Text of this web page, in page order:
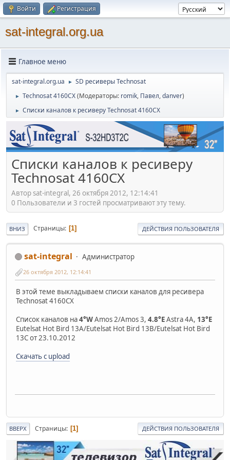
Войти Регистрация
sat-integral.org.ua
Главное меню
sat-integral.org.ua ► SD ресиверы Technosat
► Technosat 4160CX(Модераторы: romik, Павел,danver)
► Списки каналов к ресиверу Technosat 4160CX
Списки каналов к ресиверу
Technosat 4160CX
Автор sat-integral, 26 октября 2012, 12:14:41
0 Пользователи и 3 гостей просматривают эту тему.
ВНИЗ Страницы 1 ДЕЙСТВИЯ ПОЛЬЗОВАТЕЛЯ
sat-integral Администратор
26 октября 2012, 12:14:41
В этой теме выкладываем списки каналов для ресивера
Technosat 4160CX
Список каналов на4°WAmos 2/Amos 3, 4.8°EAstra 4A, 13°E
Eutelsat Hot Bird 13A/Eutelsat Hot Bird 13B/Eutelsat Hot Bird
13C от 23.10.2012
Скачать с upload
ВВЕРХ Страницы 1 ДЕЙСТВИЯ ПОЛЬЗОВАТЕЛЯ